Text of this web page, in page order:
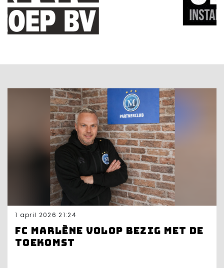
1 april 2026 21:24
FC Marlène volop bezig met de
toekomst